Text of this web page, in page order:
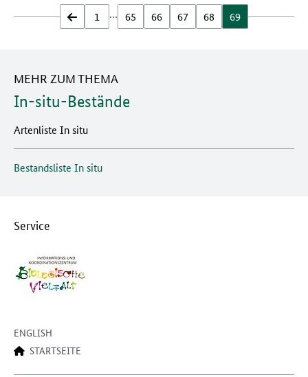
zurück
1 … 65 66 67 68 69
MEHR ZUM THEMA
In-situ-Bestände
Artenliste In situ
Bestandsliste In situ
Service
ENGLISH
STARTSEITE